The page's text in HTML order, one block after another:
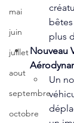
mai
juin
juillet
aout
septembre
octobre
plus
Nouveau
Un